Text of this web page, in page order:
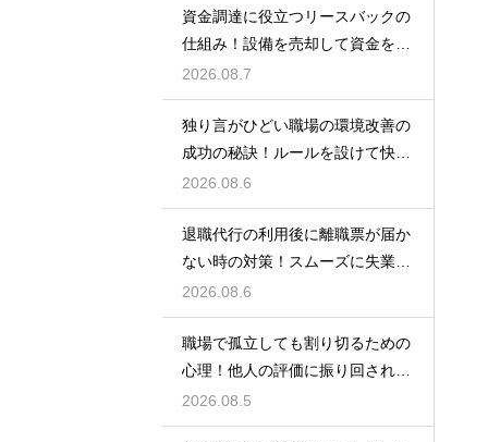
資金調達に役立つリースバックの
仕組み！設備を売却して資金を得
る方法
2026.08.7
独り言がひどい職場の環境改善の
成功の秘訣！ルールを設けて快適
な空間を作る
2026.08.6
退職代行の利用後に離職票が届か
ない時の対策！スムーズに失業保
険をもらう
2026.08.6
職場で孤立しても割り切るための
心理！他人の評価に振り回されな
いための術
2026.08.5